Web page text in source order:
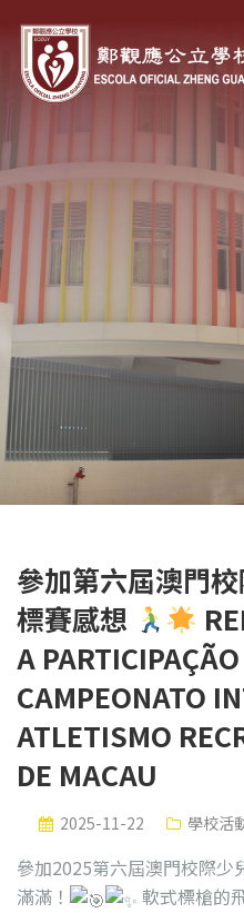
參加第六屆澳門
標賽感想
A
CAMPEONATO
ATLETISMO
DE MACAU
2025-11-22 學校活
參加2025第六屆澳門校際少
滿滿！
軟式標槍的